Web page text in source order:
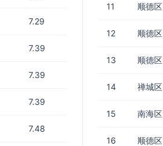
7.29
7.39
7.39
7.39
7.48
11 顺德区
12 顺德区
13 顺德区
14 禅城区
15 南海区
16 顺德区